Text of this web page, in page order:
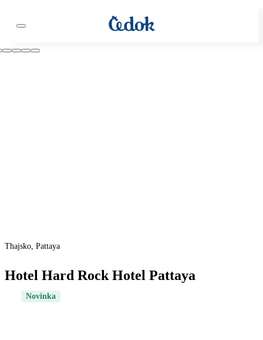
Thajsko, Pattaya
Hotel Hard Rock Hotel Pattaya
Novinka